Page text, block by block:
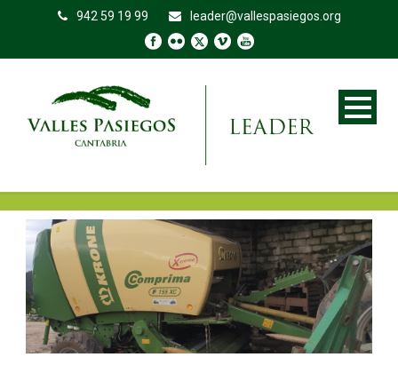
942 59 19 99 leader@vallespasiegos.org